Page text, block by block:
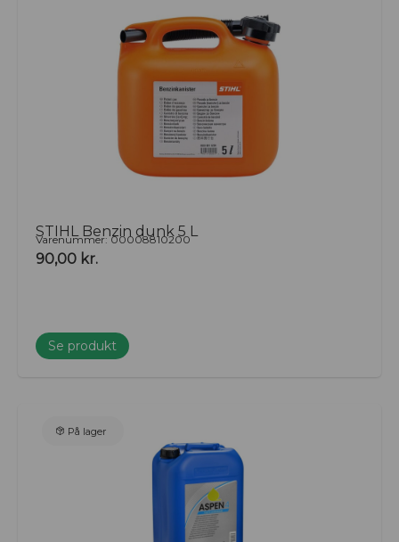
bedste løsninger til dine behov.
STIHL Benzin dunk 5 L
Varenummer: 00008810200
90,00 kr.
Se produkt
På lager